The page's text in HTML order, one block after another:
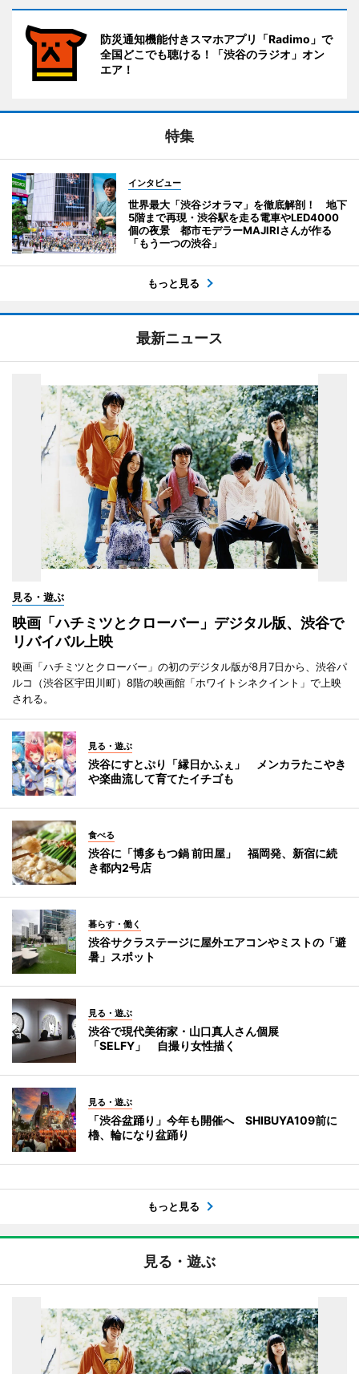
防災通知機能付きスマホアプリ「Radimo」で
全国どこでも聴ける！「渋谷のラジオ」オン
エア！
特集
インタビュー
世界最大「渋谷ジオラマ」を徹底解剖！ 地下
5階まで再現・渋谷駅を走る電車やLED4000
個の夜景 都市モデラーMAJIRIさんが作る
「もう一つの渋谷」
もっと見る
最新ニュース
見る・遊ぶ
映画「ハチミツとクローバー」デジタル版、渋谷で
リバイバル上映
映画「ハチミツとクローバー」の初のデジタル版が8月7日から、渋谷パ
ルコ（渋谷区宇田川町）8階の映画館「ホワイトシネクイント」で上映
される。
見る・遊ぶ
渋谷にすとぷり「縁日かふぇ」 メンカラたこやき
や楽曲流して育てたイチゴも
食べる
渋谷に「博多もつ鍋 前田屋」 福岡発、新宿に続
き都内2号店
暮らす・働く
渋谷サクラステージに屋外エアコンやミストの「避
暑」スポット
見る・遊ぶ
渋谷で現代美術家・山口真人さん個展
「SELFY」 自撮り女性描く
見る・遊ぶ
「渋谷盆踊り」今年も開催へ SHIBUYA109前に
櫓、輪になり盆踊り
もっと見る
見る・遊ぶ